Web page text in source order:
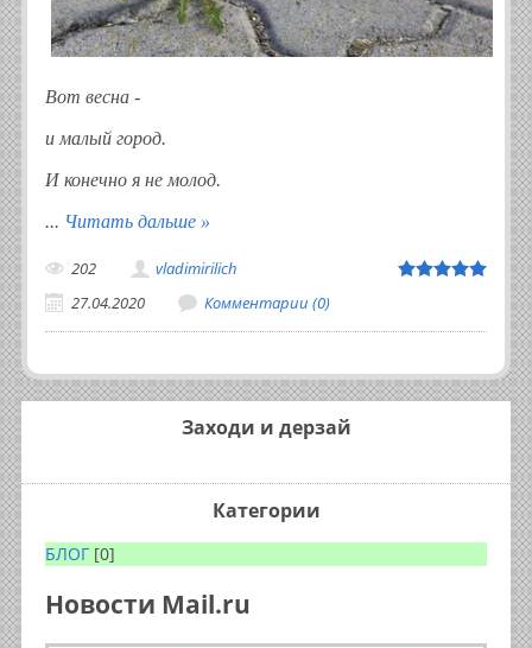
Вот весна -
и малый город.
И конечно я не молод.
... Читать дальше »
202
vladimirilich
27.04.2020
Комментарии (0)
Заходи и дерзай
Категории
БЛОГ [0]
Новости Mail.ru